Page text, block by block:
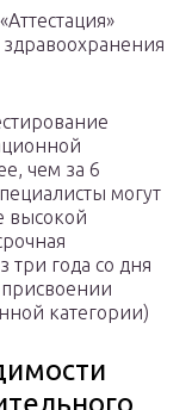
чем за 6
могут
высокой
три года со дня
присвоении
категории)